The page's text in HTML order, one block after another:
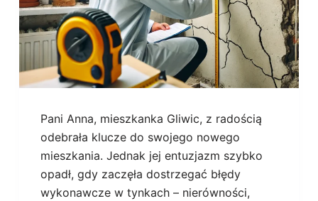
Pani Anna, mieszkanka Gliwic, z radością
odebrała klucze do swojego nowego
mieszkania. Jednak jej entuzjazm szybko
opadł, gdy zaczęła dostrzegać błędy
wykonawcze w tynkach – nierówności,